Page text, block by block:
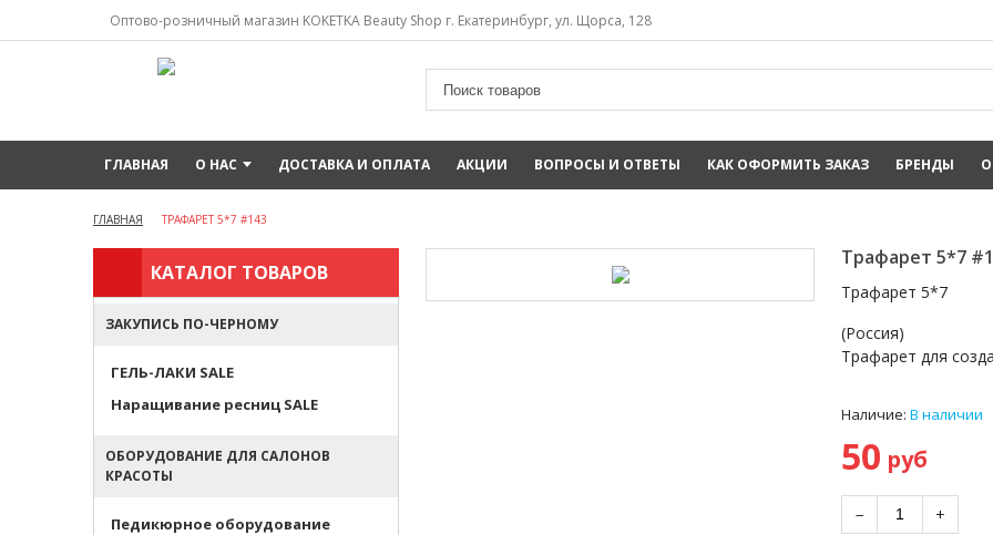
Оптово-розничный магазин KOKETKA Beauty Shop г. Екатеринбург, ул. Щорса, 128
ГЛАВНАЯ О НАС ДОСТАВКА И ОПЛАТА АКЦИИ ВОПРОСЫ И ОТВЕТЫ КАК ОФОРМИТЬ ЗАКАЗ БРЕНДЫ
ГЛАВНАЯ ТРАФАРЕТ 5*7 #143
КАТАЛОГ ТОВАРОВ
ЗАКУПИСЬ ПО-ЧЕРНОМУ
ГЕЛЬ-ЛАКИ SALE
Наращивание ресниц SALE
ОБОРУДОВАНИЕ ДЛЯ САЛОНОВ
КРАСОТЫ
Педикюрное оборудование
Трафарет 5*7
Трафарет 5*7
(Россия)
Трафарет для
Наличие: В наличии
50 руб
− +